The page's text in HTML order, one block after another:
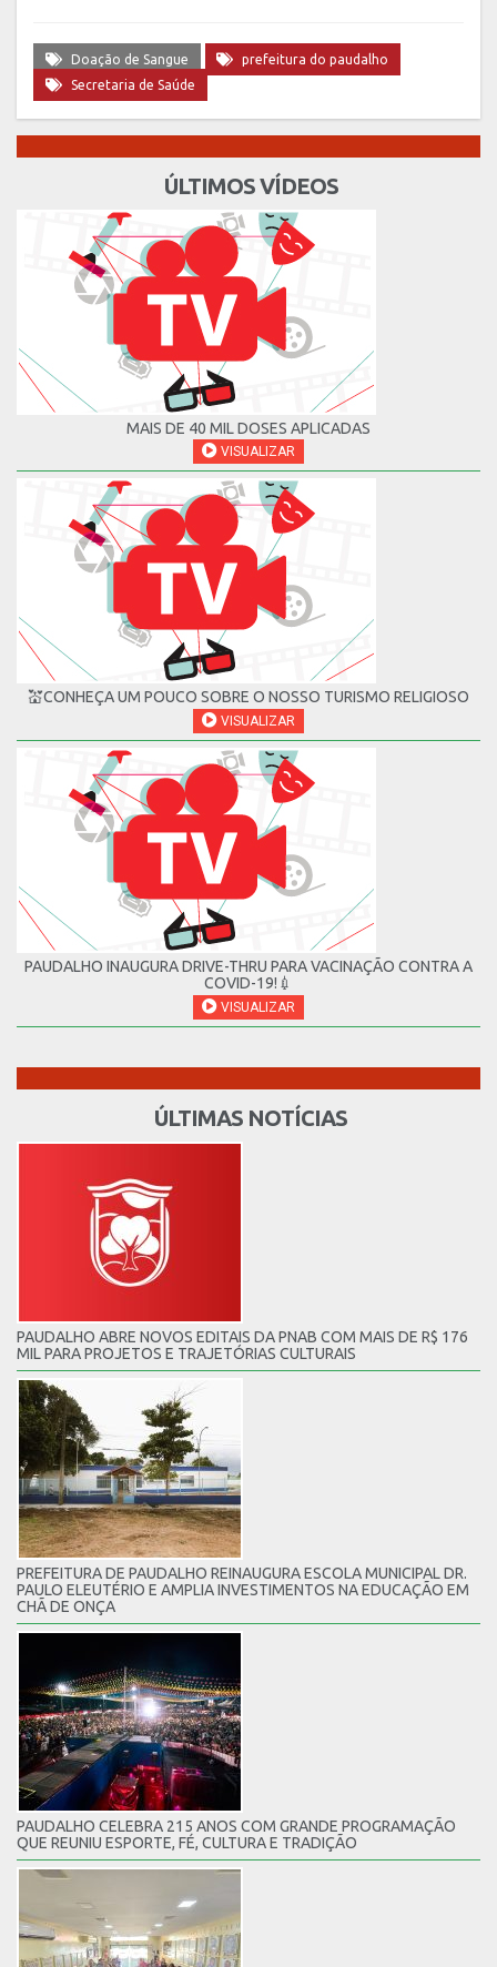
Doação de Sangue
prefeitura do paudalho
Secretaria de Saúde
ÚLTIMOS VÍDEOS
MAIS DE 40 MIL DOSES APLICADAS
VISUALIZAR
💒CONHEÇA UM POUCO SOBRE O NOSSO TURISMO RELIGIOSO
VISUALIZAR
PAUDALHO INAUGURA DRIVE-THRU PARA VACINAÇÃO CONTRA A
COVID-19!💉
VISUALIZAR
ÚLTIMAS NOTÍCIAS
PAUDALHO ABRE NOVOS EDITAIS DA PNAB COM MAIS DE R$ 176
MIL PARA PROJETOS E TRAJETÓRIAS CULTURAIS
PREFEITURA DE PAUDALHO REINAUGURA ESCOLA MUNICIPAL DR.
PAULO ELEUTÉRIO E AMPLIA INVESTIMENTOS NA EDUCAÇÃO EM
CHÃ DE ONÇA
PAUDALHO CELEBRA 215 ANOS COM GRANDE PROGRAMAÇÃO
QUE REUNIU ESPORTE, FÉ, CULTURA E TRADIÇÃO